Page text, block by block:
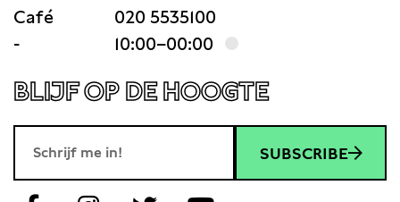
Café
020 5535100
-
10:00–00:00
BLIJF OP DE HOOGTE
SUBSCRIBE